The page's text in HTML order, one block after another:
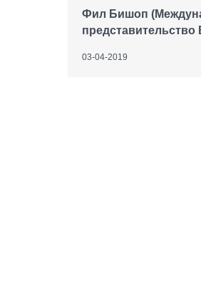
Фил Бишоп
представительство
MosBuild»
03-04-2019